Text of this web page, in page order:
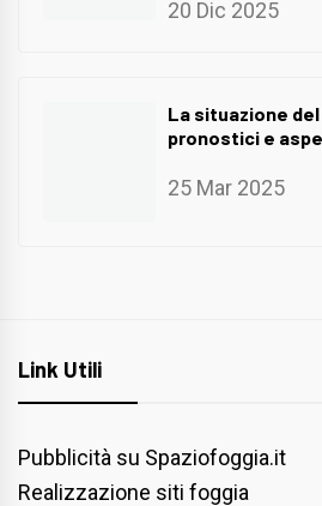
20 Dic 2025
La situazione del
pronostici e
25 Mar 2025
Link Utili
Pubblicità su Spaziofoggia.it
Realizzazione siti foggia